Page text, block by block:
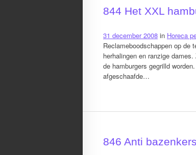
844 Het XXL
31 december 2008 in Horeca
Reclameboodschappen op de
herhalingen en ranzige
de hamburgers gegrilld
afgeschaafde…
846 Anti